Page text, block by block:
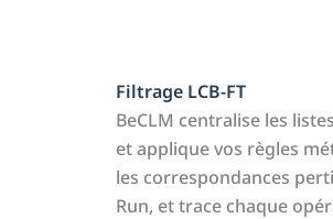
Filtrage LCB-FT
BeCLM centralise les
et applique vos règles
les correspondances
Run, et trace chaque